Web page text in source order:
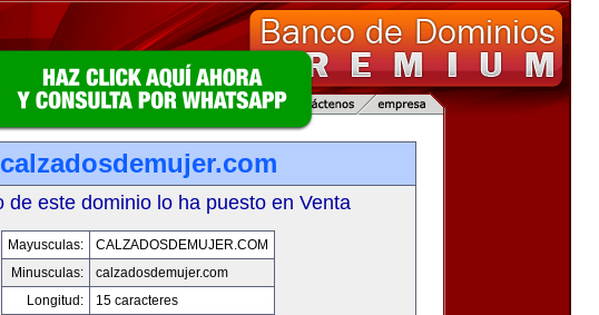
calzadosdemujer.com
de este dominio lo ha puesto en Venta
Mayusculas:
CALZADOSDEMUJER.COM
Minusculas:
calzadosdemujer.com
Longitud:
15 caracteres